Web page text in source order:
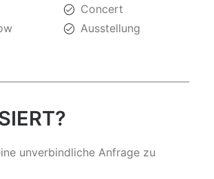
Concert
Ausstellung
unverbindliche Anfrage zu